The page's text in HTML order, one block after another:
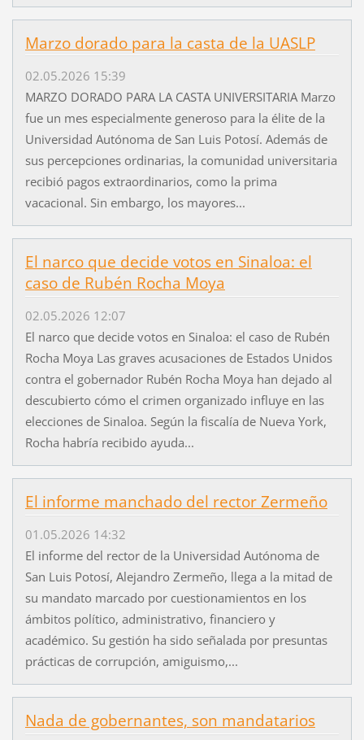
Marzo dorado para la casta de la UASLP
02.05.2026 15:39
MARZO DORADO PARA LA CASTA UNIVERSITARIA Marzo
fue un mes especialmente generoso para la élite de la
Universidad Autónoma de San Luis Potosí. Además de
sus percepciones ordinarias, la comunidad universitaria
recibió pagos extraordinarios, como la prima
vacacional. Sin embargo, los mayores...
El narco que decide votos en Sinaloa: el
caso de Rubén Rocha Moya
02.05.2026 12:07
El narco que decide votos en Sinaloa: el caso de Rubén
Rocha Moya Las graves acusaciones de Estados Unidos
contra el gobernador Rubén Rocha Moya han dejado al
descubierto cómo el crimen organizado influye en las
elecciones de Sinaloa. Según la fiscalía de Nueva York,
Rocha habría recibido ayuda...
El informe manchado del rector Zermeño
01.05.2026 14:32
El informe del rector de la Universidad Autónoma de
San Luis Potosí, Alejandro Zermeño, llega a la mitad de
su mandato marcado por cuestionamientos en los
ámbitos político, administrativo, financiero y
académico. Su gestión ha sido señalada por presuntas
prácticas de corrupción, amiguismo,...
Nada de gobernantes, son mandatarios